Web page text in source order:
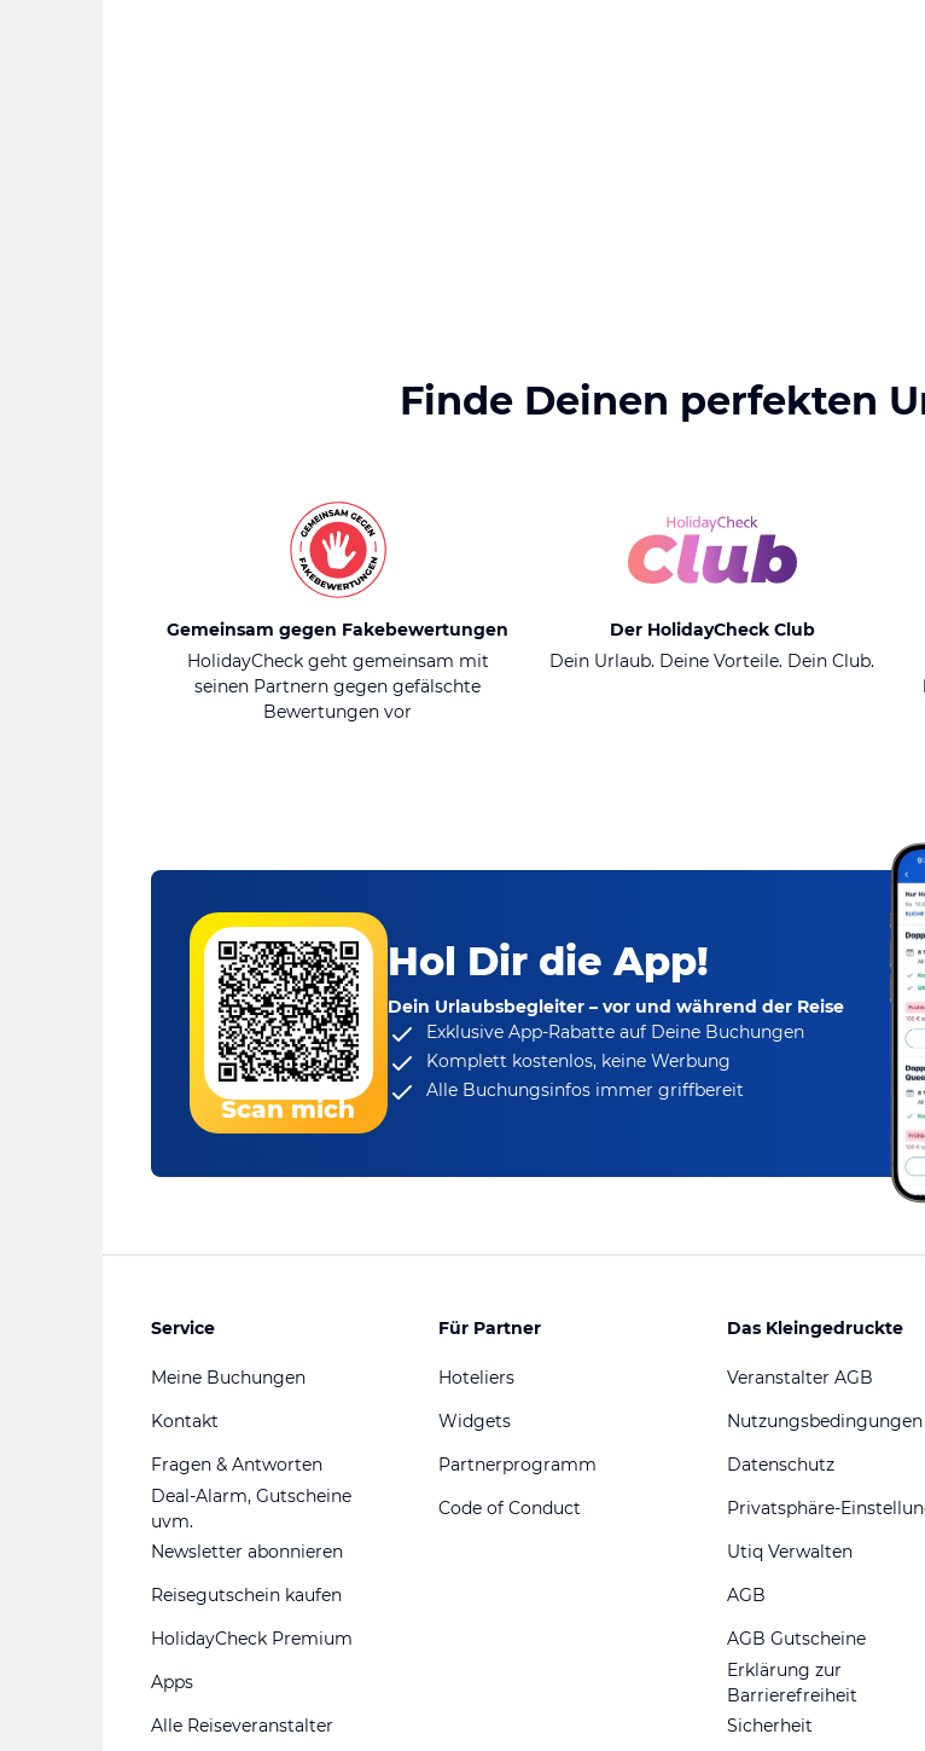
Finde Deinen perfekten
Gemeinsam gegen Fakebewertungen
HolidayCheck geht gemeinsam mit
seinen Partnern gegen gefälschte
Bewertungen vor
Der HolidayCheck Club
Dein Urlaub. Deine Vorteile. Dein Club.
Scan mich
Hol Dir die App!
Dein Urlaubsbegleiter – vor und während der Reise
Exklusive App-Rabatteauf Deine Buchungen
Komplett kostenlos, keine Werbung
Alle Buchungsinfos immer griffbereit
Service
Meine Buchungen
Kontakt
Fragen & Antworten
Deal-Alarm, Gutscheine
uvm.
Newsletter abonnieren
Reisegutschein kaufen
HolidayCheck Premium
Apps
Alle Reiseveranstalter
Für Partner
Hoteliers
Widgets
Partnerprogramm
Code of Conduct
Das Kleingedruckte
Veranstalter AGB
Nutzungsbedingungen
Datenschutz
Privatsphäre-
Utiq Verwalten
AGB
AGB Gutscheine
Erklärung zur
Barrierefreiheit
Sicherheit